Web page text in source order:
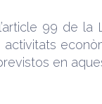
99 de
en